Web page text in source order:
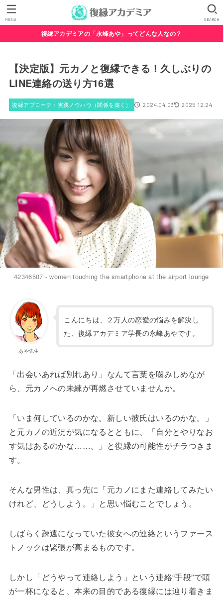
SEARCH
MENU
復縁アカデミアの「永峰あや」ってどんな人なの？
【決定版】元カノと復縁できる！久しぶりの
LINE連絡の送り方16選
復縁アプローチ・実践ノウハウ（関係を築く） 2024.04.03 2025.12.24
42346507 - women touching the smartphone at the airport lounge
あや先生
こんにちは、２万人の恋愛の悩みを解決し
た、復縁アカデミア学長の永峰あやです。
「出会いあれば別れあり」なんて言葉を噛みしめなが
ら、元カノへの未練が再燃させていませんか。
「いま何しているのかな。新しい彼氏はいるのかな。」
と元カノの近況が気になるとともに、「自分とやりなお
す気はあるのかな……。」と復縁の可能性がチラつきま
す。
そんな男性は、真っ先に「元カノにまた連絡してみたい
けれど、どうしよう。」と思い悩むことでしょう。
しばらく疎遠になっていた彼女への連絡というファース
トノックは緊張が高まるものです。
しかし「どうやって連絡しよう」という連絡“手段”で頭
が一杯になると、本来の目的である復縁には辿り着きま